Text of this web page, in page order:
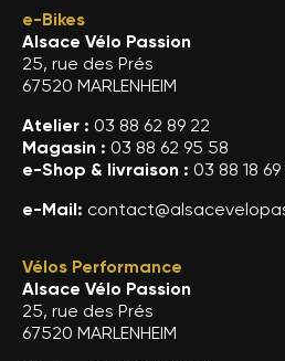
e-Bikes
Alsace Vélo Passion
25, rue des Prés
67520 MARLENHEIM
Atelier : 03 88 62 89 22
Magasin : 03 88 62 95 58
e-Shop & livraison : 03 88 18 69
e-Mail:
Vélos Performance
Alsace Vélo Passion
25, rue des Prés
67520 MARLENHEIM